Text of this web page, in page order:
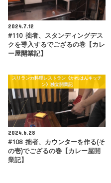
2024.7.12
#110 拙者、スタンディングデス
クを導入するでござるの巻【カレ
ー屋開業記】
スリランカ料理レストラン《かれはんキッチ
ン》独立開業記
2024.6.28
#108 拙者、カウンターを作る(そ
の壱)でござるの巻【カレー屋開
業記】